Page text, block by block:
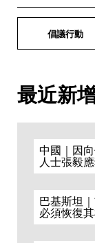
倡議行動
最近新
中國｜因
人士張毅
巴基斯坦
必須恢復